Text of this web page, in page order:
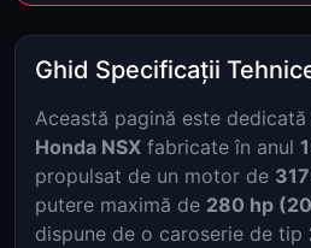
Ghid Specificații
Această pagină este dedicată
Honda NSX fabricate în anul
propulsat de un motor de
putere maximă de 280 hp
dispune de o caroserie de tip